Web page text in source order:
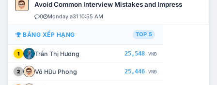
Avoid Common Interview Mistakes and Impress
0 Monday a31 10:55 AM
BẢNG XẾP HẠNG TOP 5
1 Trần Thị Hương 25,548 VNĐ
2 Võ Hữu Phong 25,446 VNĐ